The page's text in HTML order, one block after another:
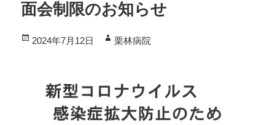
面会制限のお知らせ
投
2024年7月12日
作
栗林病院